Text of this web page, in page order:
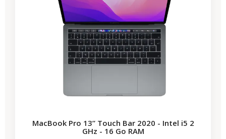
MacBook Pro 13” Touch Bar 2020 - Intel i5 2
GHz - 16 Go RAM